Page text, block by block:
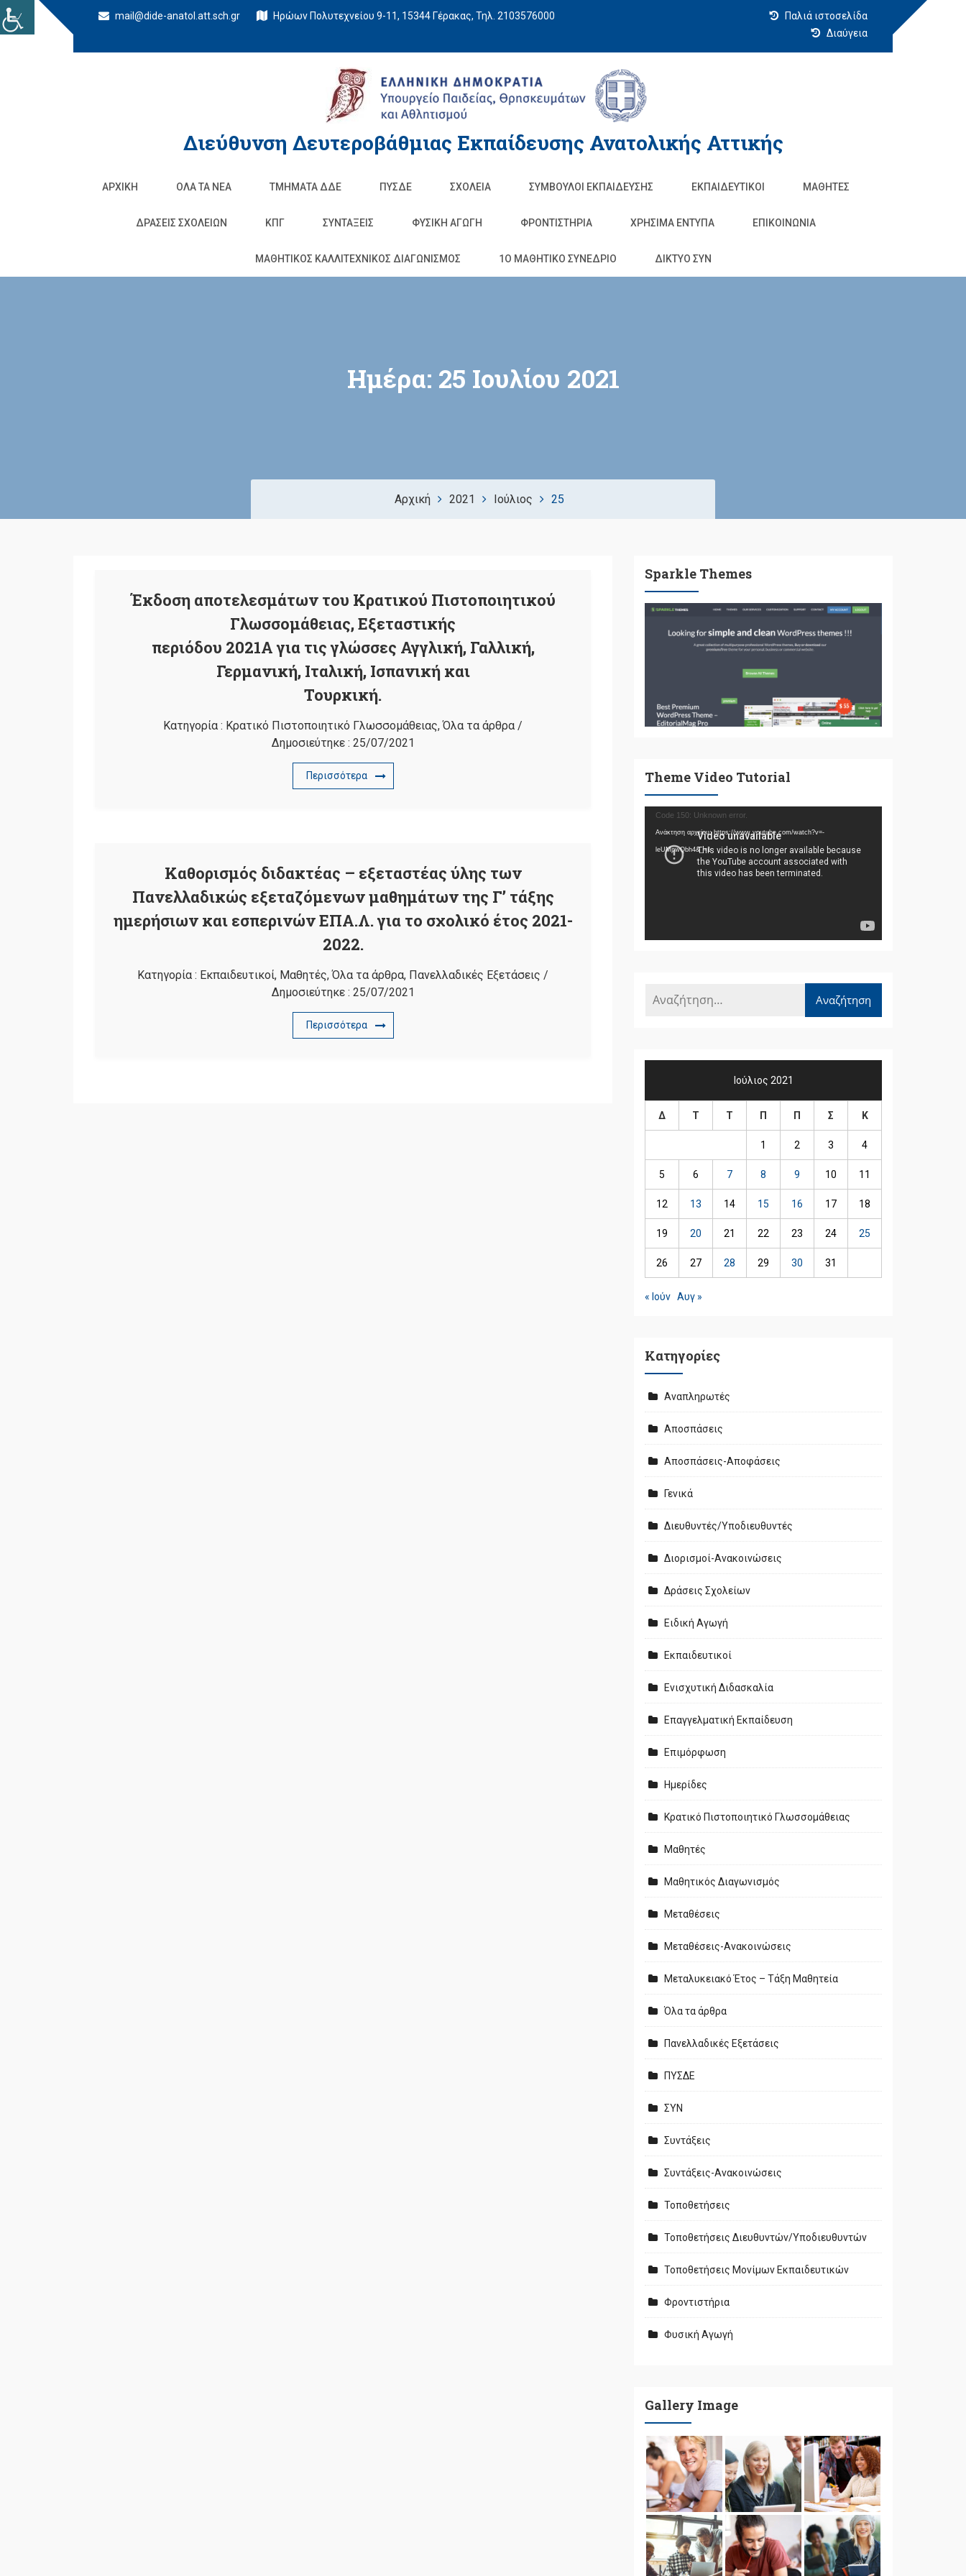
mail@dide-anatol.att.sch.gr Ηρώων Πολυτεχνείου 9-11, 15344 Γέρακας, Τηλ. 2103576000
Παλιά ιστοσελίδα
Διαύγεια
Διεύθυνση Δευτεροβάθμιας Εκπαίδευσης Ανατολικής Αττικής
ΑΡΧΙΚΉ ΌΛΑ ΤΑ ΝΈΑ ΤΜΉΜΑΤΑ ΔΔΕ ΠΥΣΔΕ ΣΧΟΛΕΊΑ ΣΥΜΒΟΥΛΟΙ ΕΚΠΑΙΔΕΥΣΗΣ ΕΚΠΑΙΔΕΥΤΙΚΟΊ ΜΑΘΗΤΈΣ
ΔΡΆΣΕΙΣ ΣΧΟΛΕΊΩΝ ΚΠΓ ΣΥΝΤΑΞΕΙΣ ΦΥΣΙΚΉ ΑΓΩΓΉ ΦΡΟΝΤΙΣΤΉΡΙΑ ΧΡΗΣΙΜΑ ΕΝΤΥΠΑ ΕΠΙΚΟΙΝΩΝΊΑ
ΜΑΘΗΤΙΚΟΣ ΚΑΛΛΙΤΕΧΝΙΚΟΣ ΔΙΑΓΩΝΙΣΜΟΣ 1O ΜΑΘΗΤΙΚΟ ΣΥΝΕΔΡΙΟ ΔΙΚΤΥΟ ΣΥΝ
Ημέρα: 25 Ιουλίου 2021
Αρχική 2021 Ιούλιος 25
Έκδοση αποτελεσμάτων του Κρατικού Πιστοποιητικού
Γλωσσομάθειας, Εξεταστικής
περιόδου 2021Α για τις γλώσσες Αγγλική, Γαλλική,
Γερμανική, Ιταλική, Ισπανική και
Τουρκική.
Κατηγορία : Κρατικό Πιστοποιητικό Γλωσσομάθειας,Όλα τα άρθρα /
Δημοσιεύτηκε : 25/07/2021
Περισσότερα
Καθορισμός διδακτέας – εξεταστέας ύλης των
Πανελλαδικώς εξεταζόμενων μαθημάτων της Γ’ τάξης
ημερήσιων και εσπερινών ΕΠΑ.Λ. για το σχολικό έτος 2021-
2022.
Κατηγορία : Εκπαιδευτικοί, Μαθητές,Όλα τα άρθρα, Πανελλαδικές Εξετάσεις /
Δημοσιεύτηκε : 25/07/2021
Περισσότερα
Sparkle Themes
Theme Video Tutorial
Πρόγραμμα
Αναπαραγωγής
Βίντεο
Code 150: Unknown error.
Ανάκτηση αρχείου: https://www.youtube.com/watch?v=-
leUMpwQbh4&_=1
Ιούλιος 2021
Δ Τ Τ Π Π Σ Κ
1 2 3 4
5 6 7 8 9 10 11
12 13 14 15 16 17 18
19 20 21 22 23 24 25
26 27 28 29 30 31
« Ιούν Αυγ »
Kατηγορίες
Αναπληρωτές
Αποσπάσεις
Αποσπάσεις-Αποφάσεις
Γενικά
Διευθυντές/Υποδιευθυντές
Διορισμοί-Ανακοινώσεις
Δράσεις Σχολείων
Ειδική Αγωγή
Εκπαιδευτικοί
Ενισχυτική Διδασκαλία
Επαγγελματική Εκπαίδευση
Επιμόρφωση
Ημερίδες
Κρατικό Πιστοποιητικό Γλωσσομάθειας
Μαθητές
Μαθητικός Διαγωνισμός
Μεταθέσεις
Μεταθέσεις-Ανακοινώσεις
Μεταλυκειακό Έτος – Τάξη Μαθητεία
Όλα τα άρθρα
Πανελλαδικές Εξετάσεις
ΠΥΣΔΕ
ΣΥΝ
Συντάξεις
Συντάξεις-Ανακοινώσεις
Τοποθετήσεις
Τοποθετήσεις Διευθυντών/Υποδιευθυντών
Τοποθετήσεις Μονίμων Εκπαιδευτικών
Φροντιστήρια
Φυσική Αγωγή
Gallery Image